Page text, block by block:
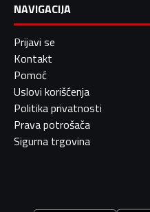
NAVIGACIJA
Prijavi se
Kontakt
Pomoć
Uslovi korišćenja
Politika privatnosti
Prava potrošača
Sigurna trgovina